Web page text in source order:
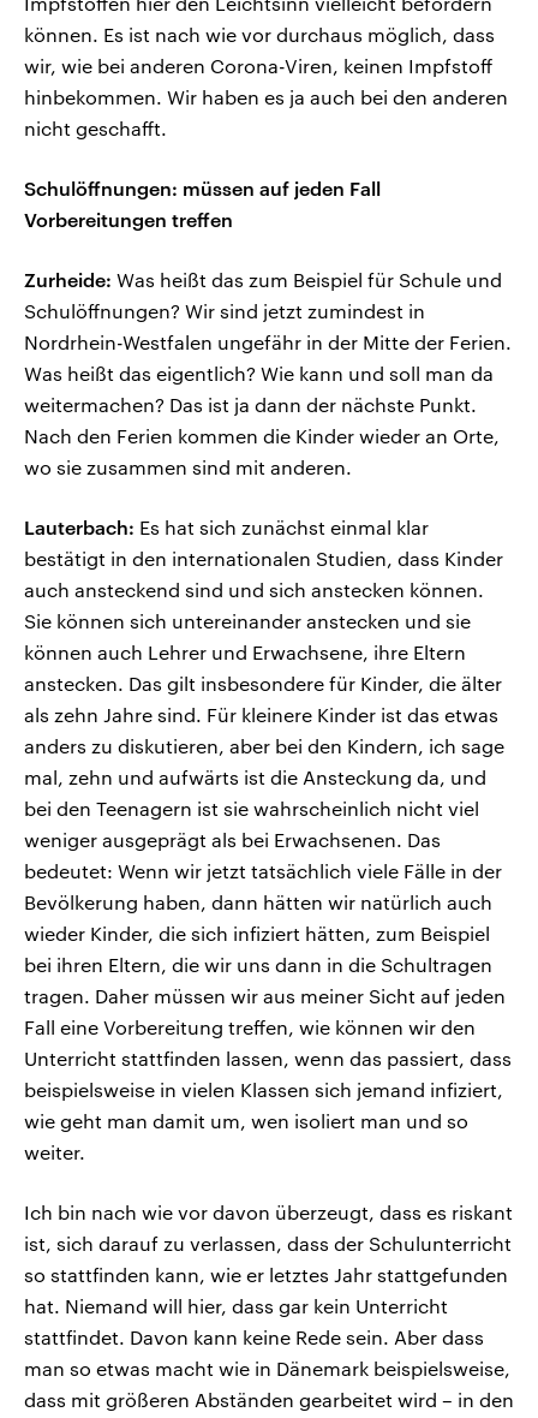
können. Es ist nach wie vor durchaus möglich, dass
wir, wie bei anderen Corona-Viren, keinen Impfstoff
hinbekommen. Wir haben es ja auch bei den anderen
nicht geschafft.
Schulöffnungen: müssen auf jeden Fall
Vorbereitungen treffen
Zurheide: Was heißt das zum Beispiel für Schule und
Schulöffnungen? Wir sind jetzt zumindest in
Nordrhein-Westfalen ungefähr in der Mitte der Ferien.
Was heißt das eigentlich? Wie kann und soll man da
weitermachen? Das ist ja dann der nächste Punkt.
Nach den Ferien kommen die Kinder wieder an Orte,
wo sie zusammen sind mit anderen.
Lauterbach: Es hat sich zunächst einmal klar
bestätigt in den internationalen Studien, dass Kinder
auch ansteckend sind und sich anstecken können.
Sie können sich untereinander anstecken und sie
können auch Lehrer und Erwachsene, ihre Eltern
anstecken. Das gilt insbesondere für Kinder, die älter
als zehn Jahre sind. Für kleinere Kinder ist das etwas
anders zu diskutieren, aber bei den Kindern, ich sage
mal, zehn und aufwärts ist die Ansteckung da, und
bei den Teenagern ist sie wahrscheinlich nicht viel
weniger ausgeprägt als bei Erwachsenen. Das
bedeutet: Wenn wir jetzt tatsächlich viele Fälle in der
Bevölkerung haben, dann hätten wir natürlich auch
wieder Kinder, die sich infiziert hätten, zum Beispiel
bei ihren Eltern, die wir uns dann in die Schultragen
tragen. Daher müssen wir aus meiner Sicht auf jeden
Fall eine Vorbereitung treffen, wie können wir den
Unterricht stattfinden lassen, wenn das passiert, dass
beispielsweise in vielen Klassen sich jemand infiziert,
wie geht man damit um, wen isoliert man und so
weiter.
Ich bin nach wie vor davon überzeugt, dass es riskant
ist, sich darauf zu verlassen, dass der Schulunterricht
so stattfinden kann, wie er letztes Jahr stattgefunden
hat. Niemand will hier, dass gar kein Unterricht
stattfindet. Davon kann keine Rede sein. Aber dass
man so etwas macht wie in Dänemark beispielsweise,
dass mit größeren Abständen gearbeitet wird – in den